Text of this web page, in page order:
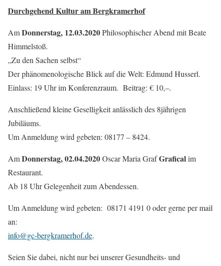
Durchgehend Kultur am Bergkramerhof
AmDonnerstag, 12.03.2020Philosophischer Abend mit Beate
Himmelstoß.
„Zu den Sachen selbst“
Der phänomenologische Blick auf die Welt: Edmund Husserl.
Einlass: 19 Uhr im Konferenzraum. Beitrag: € 10,–.
Anschließend kleine Geselligkeit anlässlich des 8jährigen
Jubiläums.
Um Anmeldung wird gebeten: 08177 – 8424.
AmDonnerstag, 02.04.2020Oscar Maria GrafGraficalim
Restaurant.
Ab 18 Uhr Gelegenheit zum Abendessen.
Um Anmeldung wird gebeten: 08171 4191 0 oder gerne per mail
an:
info@gc-bergkramerhof.de.
Seien Sie dabei, nicht nur bei unserer Gesundheits- und